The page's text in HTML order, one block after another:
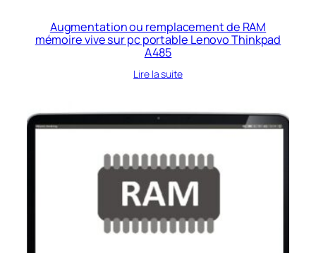
Augmentation ou remplacement de RAM
mémoire vive sur pc portable Lenovo Thinkpad
A485
Lire la suite